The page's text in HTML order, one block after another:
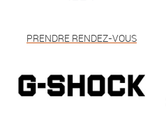
PRENDRE RENDEZ-VOUS